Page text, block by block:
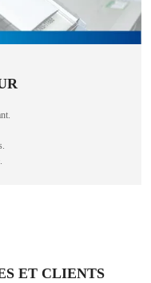
ET CLIENTS